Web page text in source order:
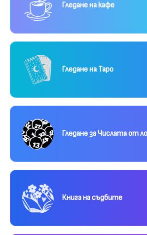
Гледане на кафе
Гледане на Таро
Гледане за Числата от
Книга на съдбите